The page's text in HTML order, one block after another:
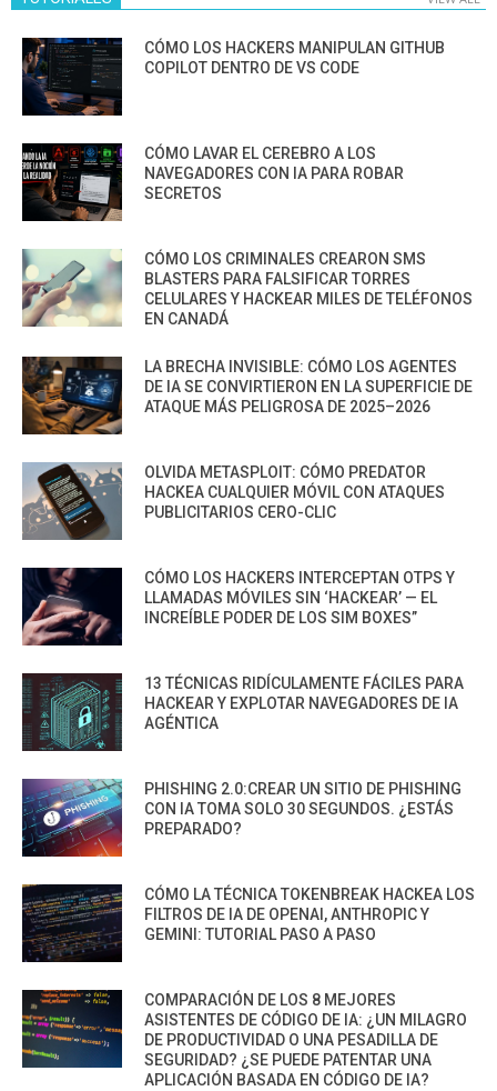
CÓMO LOS HACKERS MANIPULAN GITHUB
COPILOT DENTRO DE VS CODE
CÓMO LAVAR EL CEREBRO A LOS
NAVEGADORES CON IA PARA ROBAR
SECRETOS
CÓMO LOS CRIMINALES CREARON SMS
BLASTERS PARA FALSIFICAR TORRES
CELULARES Y HACKEAR MILES DE TELÉFONOS
EN CANADÁ
LA BRECHA INVISIBLE: CÓMO LOS AGENTES
DE IA SE CONVIRTIERON EN LA SUPERFICIE DE
ATAQUE MÁS PELIGROSA DE 2025–2026
OLVIDA METASPLOIT: CÓMO PREDATOR
HACKEA CUALQUIER MÓVIL CON ATAQUES
PUBLICITARIOS CERO-CLIC
CÓMO LOS HACKERS INTERCEPTAN OTPS Y
LLAMADAS MÓVILES SIN ‘HACKEAR’ — EL
INCREÍBLE PODER DE LOS SIM BOXES”
13 TÉCNICAS RIDÍCULAMENTE FÁCILES PARA
HACKEAR Y EXPLOTAR NAVEGADORES DE IA
AGÉNTICA
PHISHING 2.0:CREAR UN SITIO DE PHISHING
CON IA TOMA SOLO 30 SEGUNDOS. ¿ESTÁS
PREPARADO?
CÓMO LA TÉCNICA TOKENBREAK HACKEA LOS
FILTROS DE IA DE OPENAI, ANTHROPIC Y
GEMINI: TUTORIAL PASO A PASO
COMPARACIÓN DE LOS 8 MEJORES
ASISTENTES DE CÓDIGO DE IA: ¿UN MILAGRO
DE PRODUCTIVIDAD O UNA PESADILLA DE
SEGURIDAD? ¿SE PUEDE PATENTAR UNA
APLICACIÓN BASADA EN CÓDIGO DE IA?